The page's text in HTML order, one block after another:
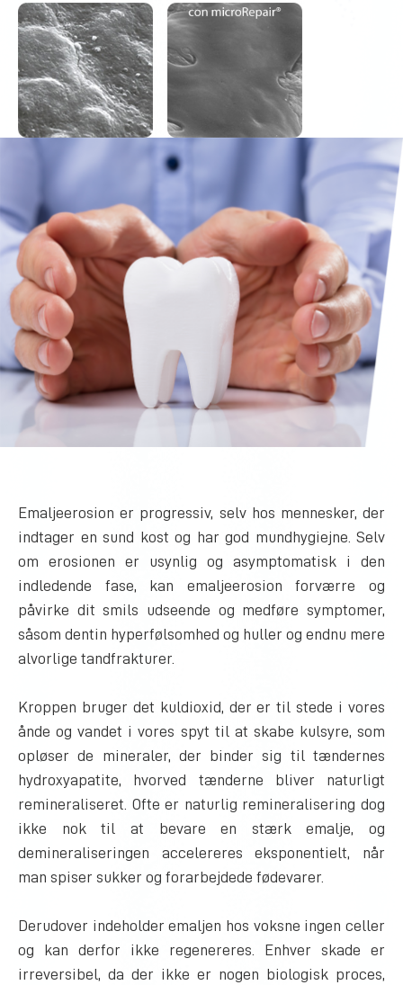
Emaljeerosion er progressiv, selv hos mennesker, der
indtager en sund kost og har god mundhygiejne. Selv
om erosionen er usynlig og asymptomatisk i den
indledende fase, kan emaljeerosion forværre og
påvirke dit smils udseende og medføre symptomer,
såsom dentin hyperfølsomhed og huller og endnu mere
alvorlige tandfrakturer.
Kroppen bruger det kuldioxid, der er til stede i vores
ånde og vandet i vores spyt til at skabe kulsyre, som
opløser de mineraler, der binder sig til tændernes
hydroxyapatite, hvorved tænderne bliver naturligt
remineraliseret. Ofte er naturlig remineralisering dog
ikke nok til at bevare en stærk emalje, og
demineraliseringen accelereres eksponentielt, når
man spiser sukker og forarbejdede fødevarer.
Derudover indeholder emaljen hos voksne ingen celler
og kan derfor ikke regenereres. Enhver skade er
irreversibel, da der ikke er nogen biologisk proces,